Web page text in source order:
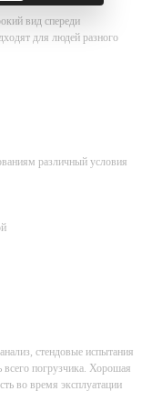
вид спереди
для людей разного
различный условия
стендовые испытания
погрузчика. Хорошая
во время эксплуатации